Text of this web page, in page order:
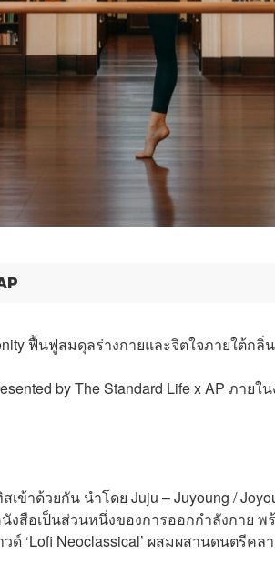
ฟื้นฟูสมดุลร่างกายและจิตใจภายใต้กลิ่น
by The Standard Life x AP ภายใ
ข้าด้วยกัน นำโดย Juju – Juyoung /
สือเป็นส่วนหนึ่งของการออกกำลังกาย พ
‘Lofi Neoclassical’ ผสมผสานดนตรีคล